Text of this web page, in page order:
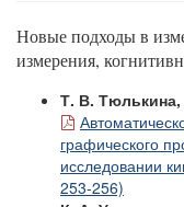
Новые подходы в
измерения,
Т. В.
графического
исследовании
253-256)